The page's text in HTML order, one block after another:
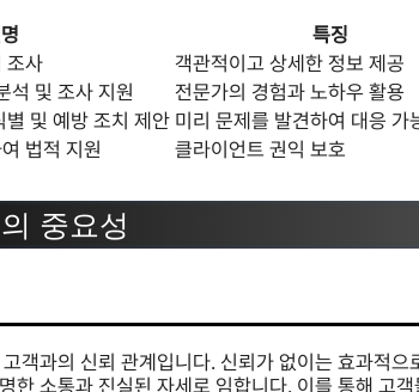
특징
조사
객관적이고 상세한 정보 제공
석 및 조사 지원
전문가의 경험과 노하우 활용
및 예방 조치 제안 미리 문제를 발견하여 대응 가
법적 지원 클라이언트 권익 보호
중요성
객과의 신뢰 관계입니다. 신뢰가 없이는 효과적으
한 소통과 진실된 자세로 임합니다. 이를 통해 고